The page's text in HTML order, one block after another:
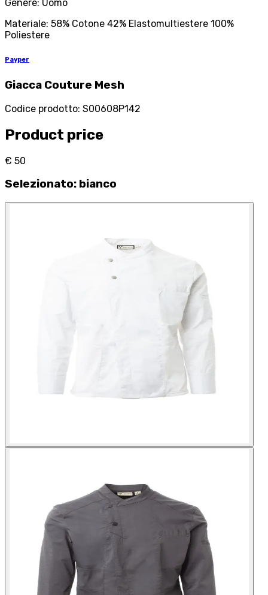
Genere: Uomo
Materiale: 58% Cotone 42% Elastomultiestere 100%
Poliestere
Payper
Giacca Couture Mesh
Codice prodotto: S00608P142
Product price
€ 50
Selezionato: bianco